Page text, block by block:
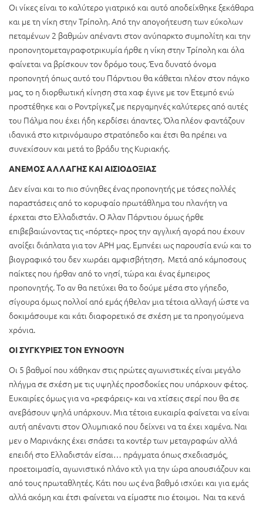
Οι νίκες είναι το καλύτερο γιατρικό και αυτό αποδείχθηκε ξεκάθαρα
και με τη νίκη στην Τρίπολη. Από την απογοήτευση των εύκολων
πεταμένων 2 βαθμών απέναντι στον ανύπαρκτο συμπολίτη και την
προπονητομεταγραφοτρικυμία ήρθε η νίκη στην Τρίπολη και όλα
φαίνεται να βρίσκουν τον δρόμο τους. Ένα δυνατό όνομα
προπονητή όπως αυτό του Πάρντιου θα κάθεται πλέον στον πάγκο
μας, το η διορθωτική κίνηση στα χαφ έγινε με τον Ετεμπό ενώ
προστέθηκε και ο Ροντρίγκεζ με περγαμηνές καλύτερες από αυτές
του Πάλμα που έχει ήδη κερδίσει άπαντες. Όλα πλέον φαντάζουν
ιδανικά στο κιτρινόμαυρο στρατόπεδο και έτσι θα πρέπει να
συνεχίσουν και μετά το βράδυ της Κυριακής.
ΑΝΕΜΟΣ ΑΛΛΑΓΗΣ ΚΑΙ ΑΙΣΙΟΔΟΞΙΑΣ
Δεν είναι και το πιο σύνηθες ένας προπονητής με τόσες πολλές
παραστάσεις από το κορυφαίο πρωτάθλημα του πλανήτη να
έρχεται στο Ελλαδιστάν. Ο Άλαν Πάρντιου όμως ήρθε
επιβεβαιώνοντας τις «πόρτες» προς την αγγλική αγορά που έχουν
ανοίξει διάπλατα για τον ΑΡΗ μας. Εμπνέει ως παρουσία ενώ και το
βιογραφικό του δεν χωράει αμφισβήτηση. Μετά από κάμποσους
παίκτες που ήρθαν από το νησί, τώρα και ένας έμπειρος
προπονητής. Το αν θα πετύχει θα το δούμε μέσα στο γήπεδο,
σίγουρα όμως πολλοί από εμάς ήθελαν μια τέτοια αλλαγή ώστε να
δοκιμάσουμε και κάτι διαφορετικό σε σχέση με τα προηγούμενα
χρόνια.
ΟΙ ΣΥΓΚΥΡΙΕΣ ΤΟΝ ΕΥΝΟΟΥΝ
Οι 5 βαθμοί που χάθηκαν στις πρώτες αγωνιστικές είναι μεγάλο
πλήγμα σε σχέση με τις υψηλές προσδοκίες που υπάρχουν φέτος.
Ευκαιρίες όμως για να «ρεφάρεις» και να χτίσεις σερί που θα σε
ανεβάσουν ψηλά υπάρχουν. Μια τέτοια ευκαιρία φαίνεται να είναι
αυτή απέναντι στον Ολυμπιακό που δείχνει να τα έχει χαμένα. Ναι
μεν ο Μαρινάκης έχει σπάσει τα κοντέρ των μεταγραφών αλλά
επειδή στο Ελλαδιστάν είσαι… πράγματα όπως σχεδιασμός,
προετοιμασία, αγωνιστικό πλάνο κτλ για την ώρα απουσιάζουν και
από τους πρωταθλητές. Κάτι που ως ένα βαθμό ισχύει και για εμάς
αλλά ακόμη και έτσι φαίνεται να είμαστε πιο έτοιμοι. Ναι τα κενά